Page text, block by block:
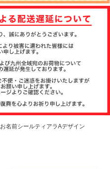
その
他
注文履歴
て
お名前シールティアラAデザイン